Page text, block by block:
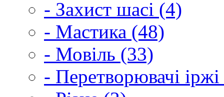
- Захист шасі (4)
- Мастика (48)
- Мовіль (33)
- Перетворювачі